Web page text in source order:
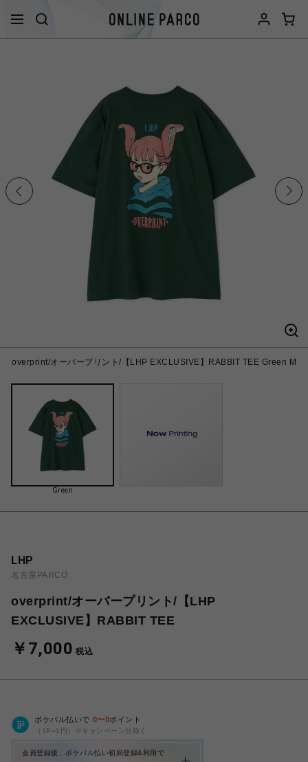
overprint/オーバープリント/【LHP EXCLUSIVE】RABBIT TEE Green M
Green
LHP
名古屋PARCO
overprint/オーバープリント/【LHP
EXCLUSIVE】RABBIT TEE
￥7,000 税込
ポケパル払いで 0〜0ポイント
（1P=1円）※キャンペーン分除く
会員登録後、ポケパル払い初回登録&利用で